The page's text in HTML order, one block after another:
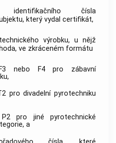
identifikačního čísla
, který vydal certifikát,
výrobku, u nějž
ve zkráceném formátu
nebo F4 pro zábavní
,
prodivadelní pyrotechniku
P2 pro jiné pyrotechnické
a